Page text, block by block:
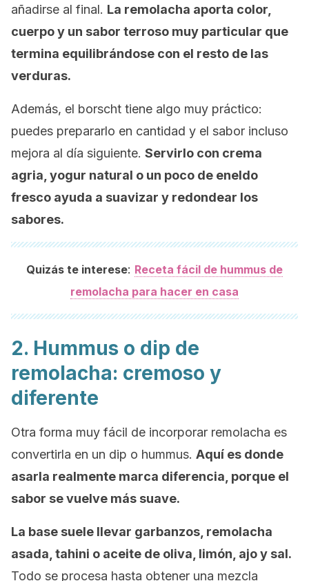
añadirse al final. La remolacha aporta color,
cuerpo y un sabor terroso muy particular que
termina equilibrándose con el resto de las
verduras.
Además, el borscht tiene algo muy práctico:
puedes prepararlo en cantidad y el sabor incluso
mejora al día siguiente. Servirlo con crema
agria, yogur natural o un poco de eneldo
fresco ayuda a suavizar y redondear los
sabores.
Quizás te interese: Receta fácil de hummus de
remolacha para hacer en casa
2. Hummus o dip de
remolacha: cremoso y
diferente
Otra forma muy fácil de incorporar remolacha es
convertirla en un dip o hummus. Aquí es donde
asarla realmente marca diferencia, porque el
sabor se vuelve más suave.
La base suele llevar garbanzos, remolacha
asada, tahini o aceite de oliva, limón, ajo y sal.
Todo se procesa hasta obtener una mezcla